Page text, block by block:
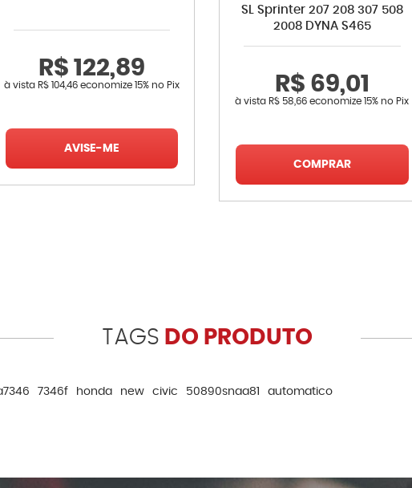
R$ 122,89
à vista R$ 104,46economize 15% no Pix
AVISE-ME
SL Sprinter 207 208 307 508
2008 DYNA S465
R$ 69,01
à vista R$ 58,66 economize15% no Pix
COMPRAR
TAGS DO PRODUTO
7346f honda new civic 50890snaa81 automatico